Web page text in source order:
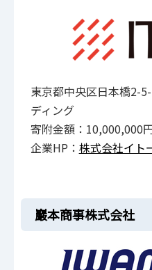
東京都中央区日本橋2-
ディング
寄附金額：10,000,000
企業HP： 株式会社イト
巖本商事株式会社